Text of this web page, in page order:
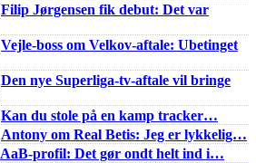
Filip Jørgensen fik debut: Det var
Vejle-boss om Velkov-aftale: Ubetinget
Den nye Superliga-tv-aftale vil bringe
Kan du stole på en kamp tracker…
Antony om Real Betis: Jeg er lykkelig…
AaB-profil: Det gør ondt helt ind i…